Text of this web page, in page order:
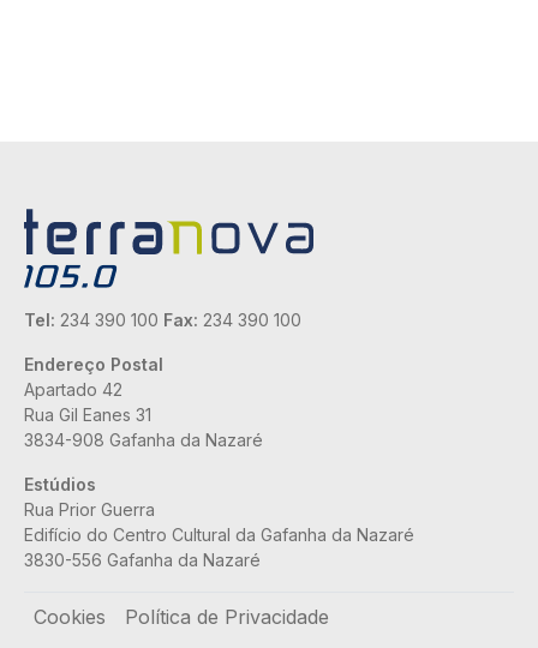
Tel: 234 390 100 Fax: 234 390 100
Endereço Postal
Apartado 42
Rua Gil Eanes 31
3834-908 Gafanha da Nazaré
Estúdios
Rua Prior Guerra
Edifício do Centro Cultural da Gafanha da Nazaré
3830-556 Gafanha da Nazaré
Rodapé
Cookies Política de Privacidade